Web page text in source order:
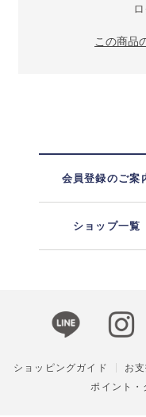
この商品
会員登録のご案
ショップ一覧
ショッピングガイド お
ポイント・